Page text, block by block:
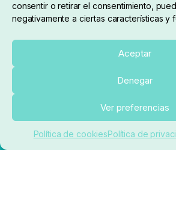
consentir o retirar el consentimiento,
negativamente a ciertas características y
Aceptar
Denegar
Ver preferencias
Política de cookiesPolítica de
Sobre nosotros
910 824 923
Lunes a Viernes de 10:00 a 14:00